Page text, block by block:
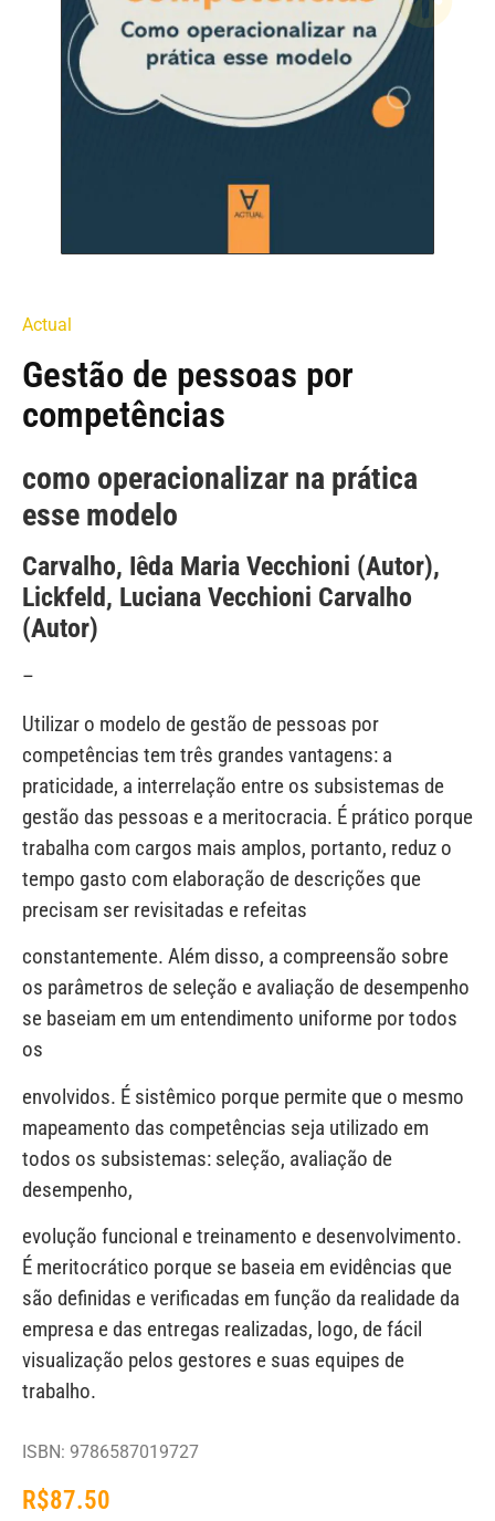
Actual
Gestão de pessoas por
competências
como operacionalizar na prática
esse modelo
Carvalho, Iêda Maria Vecchioni (Autor),
Lickfeld, Luciana Vecchioni Carvalho
(Autor)
–
Utilizar o modelo de gestão de pessoas por
competências tem três grandes vantagens: a
praticidade, a interrelação entre os subsistemas de
gestão das pessoas e a meritocracia. É prático porque
trabalha com cargos mais amplos, portanto, reduz o
tempo gasto com elaboração de descrições que
precisam ser revisitadas e refeitas
constantemente. Além disso, a compreensão sobre
os parâmetros de seleção e avaliação de desempenho
se baseiam em um entendimento uniforme por todos
os
envolvidos. É sistêmico porque permite que o mesmo
mapeamento das competências seja utilizado em
todos os subsistemas: seleção, avaliação de
desempenho,
evolução funcional e treinamento e desenvolvimento.
É meritocrático porque se baseia em evidências que
são definidas e verificadas em função da realidade da
empresa e das entregas realizadas, logo, de fácil
visualização pelos gestores e suas equipes de
trabalho.
ISBN: 9786587019727
R$87.50